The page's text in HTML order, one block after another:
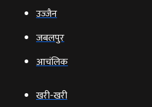
उज्‍जैन
जबलपुर
आचंलिक
खरी-खरी